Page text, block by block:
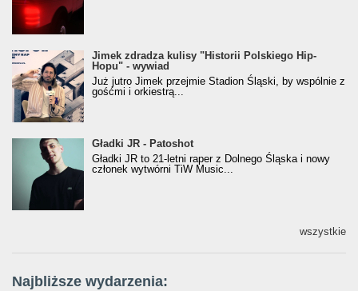
Jimek zdradza kulisy "Historii Polskiego Hip-
Hopu" - wywiad
Jimek zdradza kulisy "Historii Polskiego Hip-
Hopu" - wywiad
Już jutro Jimek przejmie Stadion Śląski, by wspólnie z
gośćmi i orkiestrą...
Gładki JR - Patoshot
Gładki JR - Patoshot
Gładki JR to 21-letni raper z Dolnego Śląska i nowy
członek wytwórni TiW Music...
wszystkie
Najbliższe wydarzenia: